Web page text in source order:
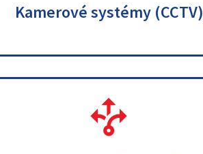
Kamerové systémy (CCTV)